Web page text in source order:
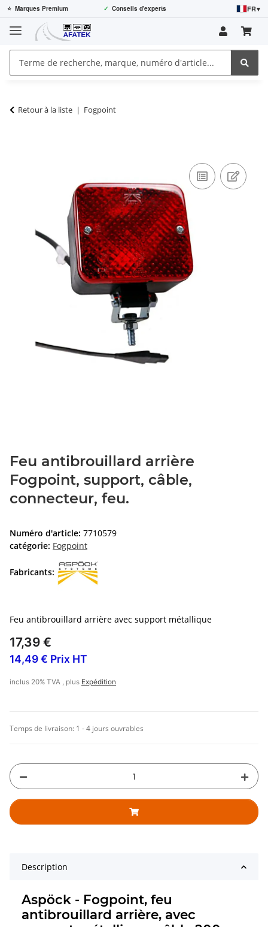
⭐ Marques Premium ✓ Conseils d'experts FR▾
Retour à la liste Fogpoint
Feu antibrouillard arrière
Fogpoint, support, câble,
connecteur, feu.
Numéro d'article: 7710579
catégorie: Fogpoint
Fabricants:
Feu antibrouillard arrière avec support métallique
17,39 €
14,49 € Prix HT
inclus 20% TVA , plus Expédition
Temps de livraison: 1 - 4 jours ouvrables
Description
Aspöck - Fogpoint, feu
antibrouillard arrière, avec